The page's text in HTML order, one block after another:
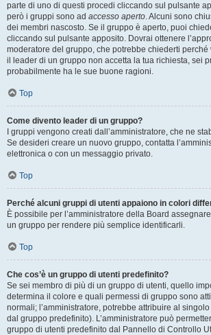
parte di uno di questi procedi cliccando sul pulsante
però i gruppi sono ad accesso aperto. Alcuni sono
dei membri nascosto. Se il gruppo è aperto, puoi
cliccando sul pulsante apposito. Dovrai ottenere
moderatore del gruppo, che potrebbe chiederti perché
il leader di un gruppo non accetta la tua richiesta, sei
probabilmente ha le sue buone ragioni.
Top
Come divento leader di un gruppo?
I gruppi vengono creati dall’amministratore, che ne
Se desideri creare un nuovo gruppo, contatta
elettronica o con un messaggio privato.
Top
Perché alcuni gruppi di utenti appaiono in colori
È possibile per l’amministratore della Board
un gruppo per rendere più semplice identificarli.
Top
Che cos’è un gruppo di utenti predefinito?
Se sei membro di più di un gruppo di utenti, quello
determina il colore e quali permessi di gruppo sono
normali; l’amministratore, potrebbe attribuire al
dal gruppo predefinito). L’amministratore può
gruppo di utenti predefinito dal Pannello di Controllo